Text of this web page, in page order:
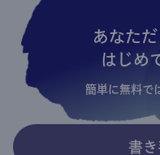
あなた
はじめ
簡単に無料で
書き